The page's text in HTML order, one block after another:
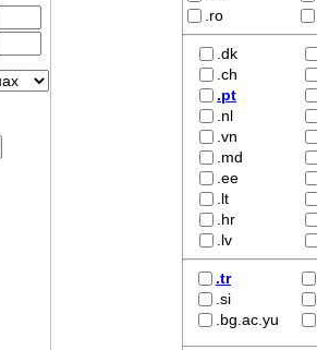
.ro
.dk
.ch
.pt
.nl
.vn
.md
.ee
.lt
.hr
.lv
.tr
.si
.bg.ac.yu